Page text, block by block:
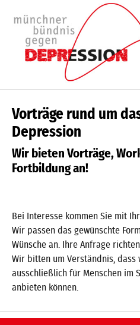
Zum Hauptinhalt springen
Vorträge rund um
Depression
Wir bieten Vorträge,
Fortbildung an!
Bei Interesse kommen Sie mit
Wir passen das gewünschte
Wünsche an. Ihre Anfrage
Wir bitten um Verständnis,
ausschließlich für Menschen im
anbieten können.